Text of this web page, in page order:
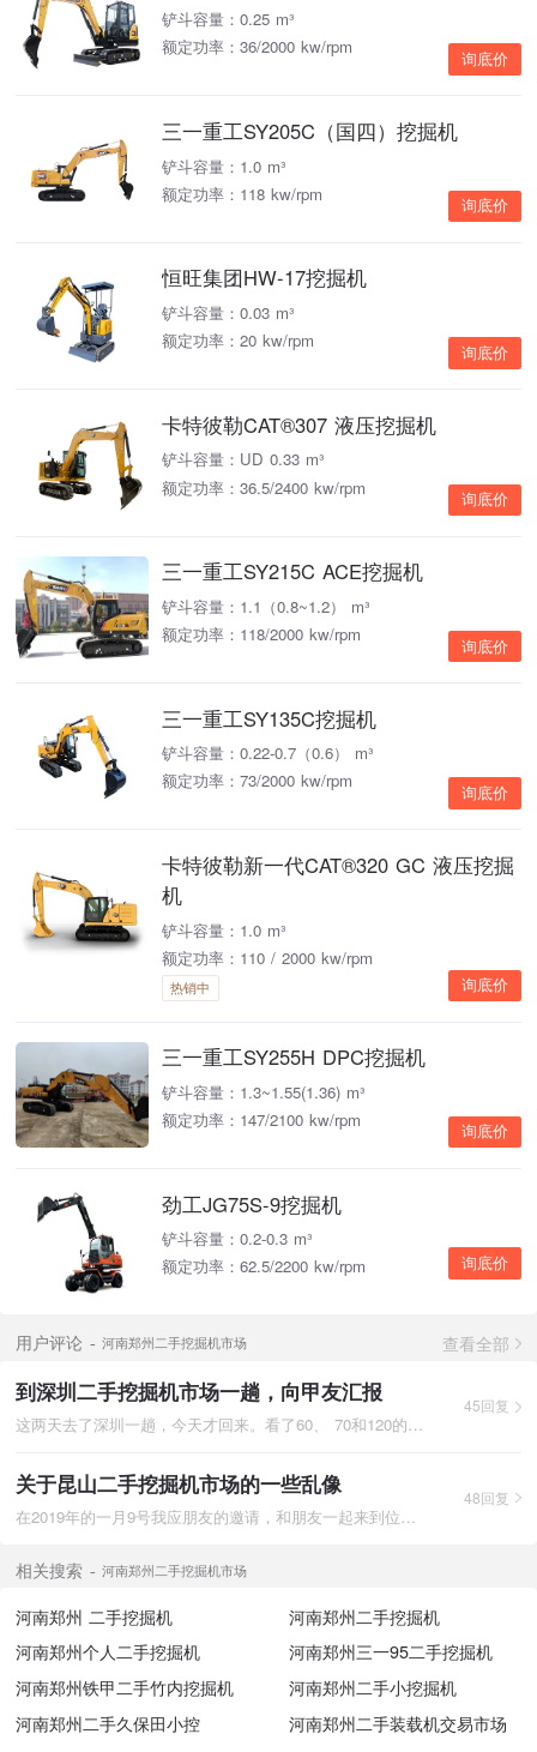
铲斗容量：0.25 m³
额定功率：36/2000 kw/rpm
询底价
三一重工SY205C（国四）挖掘机
铲斗容量：1.0 m³
额定功率：118 kw/rpm
询底价
恒旺集团HW-17挖掘机
铲斗容量：0.03 m³
额定功率：20 kw/rpm
询底价
卡特彼勒CAT®307 液压挖掘机
铲斗容量：UD 0.33 m³
额定功率：36.5/2400 kw/rpm
询底价
三一重工SY215C ACE挖掘机
铲斗容量：1.1（0.8~1.2） m³
额定功率：118/2000 kw/rpm
询底价
三一重工SY135C挖掘机
铲斗容量：0.22-0.7（0.6） m³
额定功率：73/2000 kw/rpm
询底价
卡特彼勒新一代CAT®320 GC 液压挖掘
机
铲斗容量：1.0 m³
额定功率：110 / 2000 kw/rpm
热销中 询底价
三一重工SY255H DPC挖掘机
铲斗容量：1.3~1.55(1.36) m³
额定功率：147/2100 kw/rpm
询底价
劲工JG75S-9挖掘机
铲斗容量：0.2-0.3 m³
额定功率：62.5/2200 kw/rpm
询底价
用户评论 河南郑州二手挖掘机市场 查看全部
到深圳二手挖掘机市场一趟，向甲友汇报
这两天去了深圳一趟，今天才回来。看了60、 70和120的。贵是不用
45回复
关于昆山二手挖掘机市场的一些乱像
在2019年的一月9号我应朋友的邀请，和朋友一起来到位于昆山市长
48回复
相关搜索 河南郑州二手挖掘机市场
河南郑州 二手挖掘机
河南郑州二手挖掘机
河南郑州个人二手挖掘机
河南郑州三一95二手挖掘机
河南郑州铁甲二手竹内挖掘机
河南郑州二手小挖掘机
河南郑州二手久保田小控
河南郑州二手装载机交易市场